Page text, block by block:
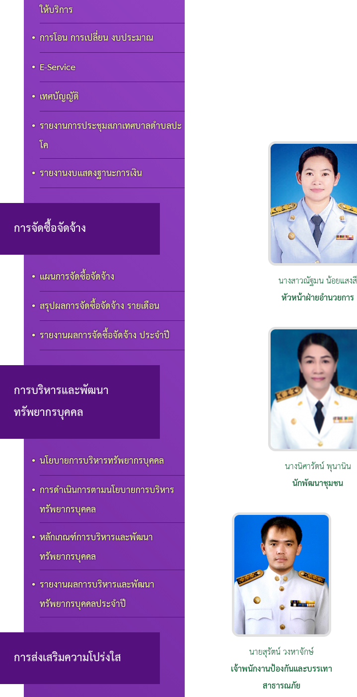
ให้บริการ
การโอน การเปลี่ยน งบประมาณ
E-Service
เทศบัญญัติ
รายงานการประชุมสภาเทศบาลตำบลปะ
โค
รายงานงบแสดงฐานะการเงิน
การจัดซื้อจัดจ้าง
แผนการจัดซื้อจัดจ้าง
สรุปผลการจัดซื้อจัดจ้าง รายเดือน
รายงานผลการจัดซื้อจัดจ้าง ประจำปี
การบริหารและพัฒนา
ทรัพยากรบุคคล
นโยบายการบริหารทรัพยากรบุคคล
การดำเนินการตามนโยบายการบริหาร
ทรัพยากรบุคคล
หลักเกณฑ์การบริหารและพัฒนา
ทรัพยากรบุคคล
รายงานผลการบริหารและพัฒนา
ทรัพยากรบุคคลประจำปี
การส่งเสริมความโปร่งใส
นางสาวณัฐมน น้อยแสงสี
หัวหน้าฝ่ายอำนวยการ
นางนิศารัตน์ พุนานิน
นักพัฒนาชุมชน
นายสุรัตน์ วงหาจักษ์
เจ้าพนักงานป้องกันและบรรเทา
สาธารณภัย